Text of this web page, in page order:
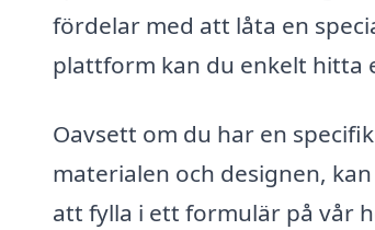
fördelar med att låta en
plattform kan du enkelt
Oavsett om du har en
materialen och designen,
att fylla i ett formulär på vår